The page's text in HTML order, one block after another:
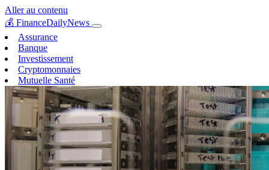
Aller au contenu
💰 FinanceDailyNews
Assurance
Banque
Investissement
Cryptomonnaies
Mutuelle Santé